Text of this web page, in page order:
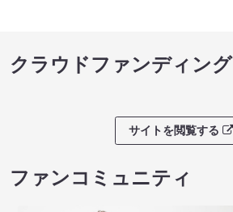
クラウドファンディング
サイトを閲覧する
ファンコミュニティ